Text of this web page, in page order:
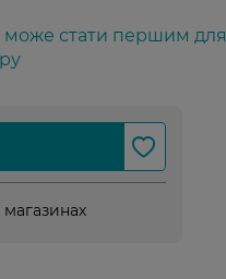
може стати першим для
магазинах